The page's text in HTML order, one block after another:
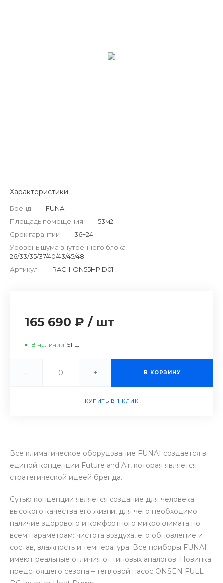
Характеристики
Бренд — FUNAI
Площадь помещения — 53м2
Срок гарантии — 36+24
Уровень шума внутреннего блока —
26/33/35/37/40/43/45/48
Артикул — RAC-I-ON55HP.D01
165 690 ₽ /шт
В наличии 51 шт
- + В КОРЗИНУ
КУПИТЬ В 1 КЛИК
Все климатическое оборудование FUNAI создается в
единой концепции Future and Air, которая является
стратегической идеей бренда.
Сутью концепции является создание для человека
высокого качества его жизни, для чего необходимо
наличие здорового и комфортного микроклимата по
всем параметрам: чистота воздуха, его обновление и
состав, влажность и температура. Все приборы FUNAI
имеют реальные отличия от типовых аналогов. Новинка
предстоящего сезона – тепловой насос ONSEN FULL